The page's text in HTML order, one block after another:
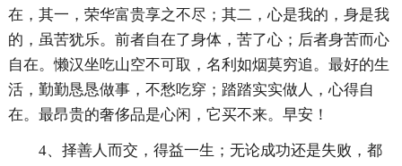
在，其一，荣华富贵享之不尽；其二，心是我的，身是我
的，虽苦犹乐。前者自在了身体，苦了心；后者身苦而心
自在。懒汉坐吃山空不可取，名利如烟莫穷追。最好的生
活，勤勤恳恳做事，不愁吃穿；踏踏实实做人，心得自
在。最昂贵的奢侈品是心闲，它买不来。早安！
4、择善人而交，得益一生；无论成功还是失败，都